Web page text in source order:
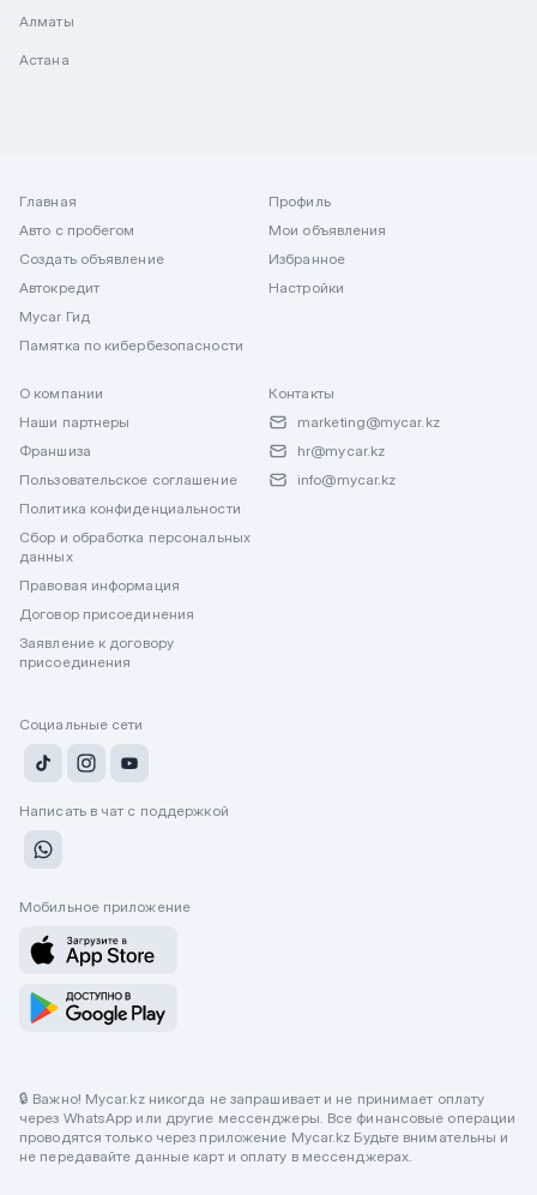
Алматы
Астана
Главная
Авто с пробегом
Создать объявление
Автокредит
Mycar Гид
Памятка по кибербезопасности
Профиль
Мои объявления
Избранное
Настройки
О компании
Наши партнеры
Франшиза
Пользовательское соглашение
Политика конфиденциальности
Сбор и обработка персональных
данных
Правовая информация
Договор присоединения
Заявление к договору
присоединения
Контакты
marketing@mycar.kz
hr@mycar.kz
info@mycar.kz
Социальные сети
Написать в чат с поддержкой
Мобильное приложение
🔒 Важно! Mycar.kz никогда не запрашивает и не принимает оплату
через WhatsApp или другие мессенджеры. Все финансовые операции
проводятся только через приложение Mycar.kz Будьте внимательны и
не передавайте данные карт и оплату в мессенджерах.